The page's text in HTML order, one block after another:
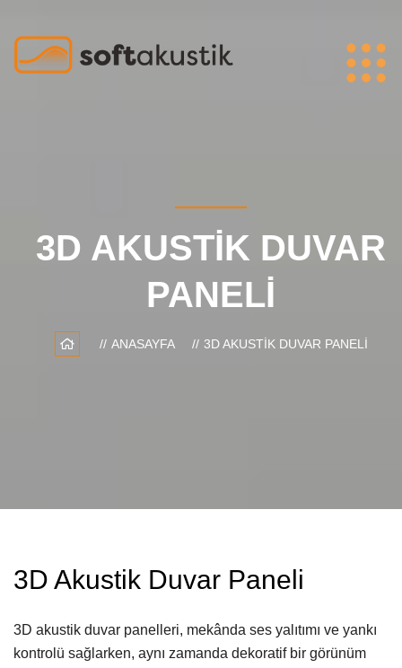
3D AKUSTIK DUVAR
PANELI
ANASAYFA 3D AKUSTIK DUVAR PANELI
3D Akustik Duvar Paneli
3D akustik duvar panelleri, mekânda ses yalıtımı ve yankı
kontrolü sağlarken, aynı zamanda dekoratif bir görünüm